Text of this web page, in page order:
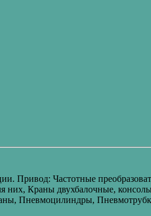
Привод: Частотные
них, Краны двухбалочные,
Пневмоцилиндры,